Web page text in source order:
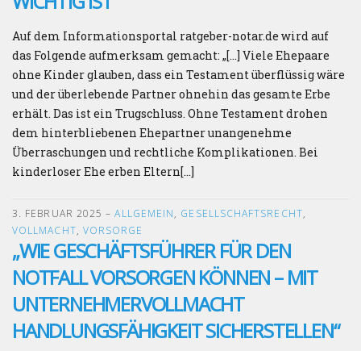
Auf dem Informationsportal ratgeber-notar.de wird auf
das Folgende aufmerksam gemacht: „[…] Viele Ehepaare
ohne Kinder glauben, dass ein Testament überflüssig wäre
und der überlebende Partner ohnehin das gesamte Erbe
erhält. Das ist ein Trugschluss. Ohne Testament drohen
dem hinterbliebenen Ehepartner unangenehme
Überraschungen und rechtliche Komplikationen. Bei
kinderloser Ehe erben Eltern[…]
3. FEBRUAR 2025 –ALLGEMEIN, GESELLSCHAFTSRECHT,
VOLLMACHT, VORSORGE
„WIE GESCHÄFTSFÜHRER FÜR DEN
NOTFALL VORSORGEN KÖNNEN – MIT
UNTERNEHMERVOLLMACHT
HANDLUNGSFÄHIGKEIT SICHERSTELLEN“